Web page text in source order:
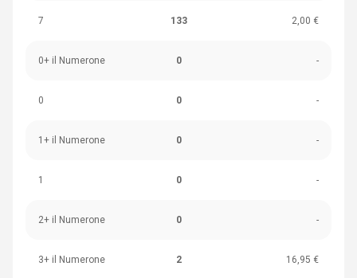
7 133 2,00 €
0+ il Numerone 0 -
0 0 -
1+ il Numerone 0 -
1 0 -
2+ il Numerone 0 -
3+ il Numerone 2 16,95 €